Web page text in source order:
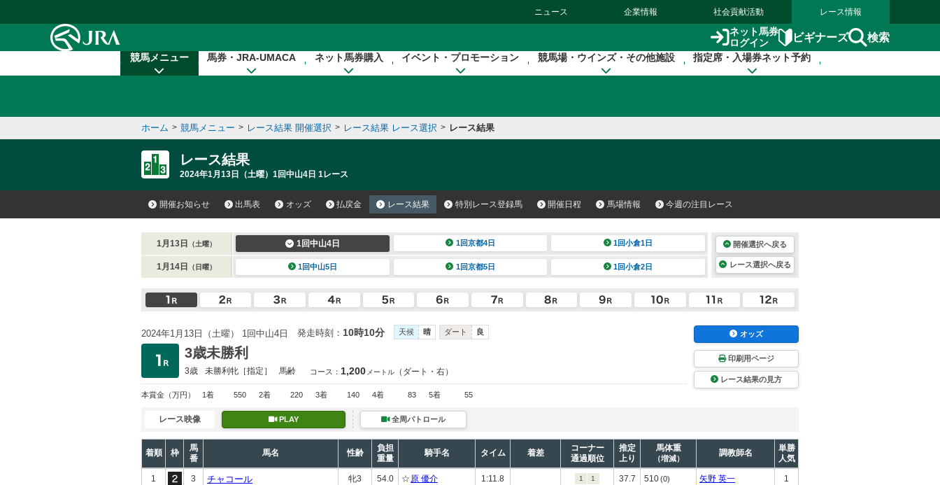
ニュース 企業情報 社会貢献活動 レース情報
ネット馬券
ログイン
ビギナーズ 検索
競馬メニュー 馬券・JRA-UMACA ネット馬券購入 イベント・プロモーション 競馬場・ウインズ・その他施設 指定席・入場券ネット予約
ホーム > 競馬メニュー > レース結果 開催選択 > レース結果 レース選択 > レース結果
レース結果
2024年1月13日（土曜）1回中山4日 1レース
開催お知らせ 出馬表 オッズ 払戻金 レース結果 特別レース登録馬 開催日程 馬場情報 今週の注目レース
1月13日 （土曜） 1回中山4日 1回京都4日 1回小倉1日
1月14日 （日曜） 1回中山5日 1回京都5日 1回小倉2日
開催選択へ戻る
レース選択へ戻る
2024年1月13日（土曜） 1回中山4日 発走時刻： 10時10分 天候 晴 ダート 良
3歳未勝利
3歳 未勝利牝［指定］ 馬齢 コース： 1,200 メートル （ダート・右）
本賞金 （万円） 1着 550 2着 220 3着 140 4着 83 5着 55
オッズ
印刷用ページ
レース結果の見方
レース映像 PLAY 全周パトロール
着順 枠
馬
番
馬名 性齢
負担
重量
騎手名 タイム 着差
コーナー
通過順位
推定
上り
馬体重
（増減）
調教師名
単勝
人気
1 3 チャコール 牝3 54.0 ☆ 原 優介 1:11.8 1 1 37.7 510(0) 矢野 英一 1